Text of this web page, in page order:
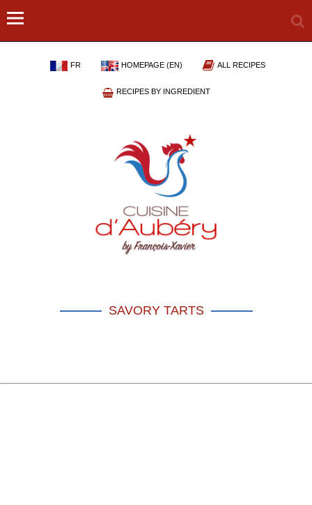
FR HOMEPAGE (EN) ALL RECIPES
RECIPES BY INGREDIENT
SAVORY TARTS